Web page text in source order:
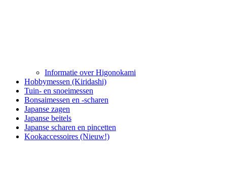
Informatie over Higonokami
Hobbymessen (Kiridashi)
Tuin- en snoeimessen
Bonsaimessen en -scharen
Japanse zagen
Japanse beitels
Japanse scharen en pincetten
Kookaccessoires (Nieuw!)